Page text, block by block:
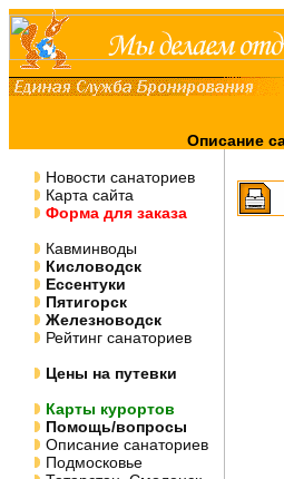
Описание
Новости санаториев
Карта сайта
Форма для заказа
Кавминводы
Кисловодск
Ессентуки
Пятигорск
Железноводск
Рейтинг санаториев
Цены на путевки
Карты курортов
Помощь/вопросы
Описание санаториев
Подмосковье